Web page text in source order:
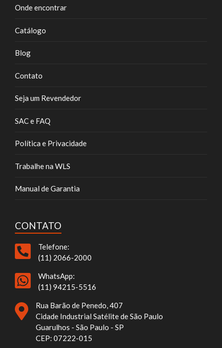
Onde encontrar
Catálogo
Blog
Contato
Seja um Revendedor
SAC e FAQ
Política e Privacidade
Trabalhe na WLS
Manual de Garantia
CONTATO
Telefone:
(11) 2066-2000
WhatsApp:
(11) 94215-5516
Rua Barão de Penedo, 407
Cidade Industrial Satélite de São Paulo
Guarulhos - São Paulo - SP
CEP: 07222-015